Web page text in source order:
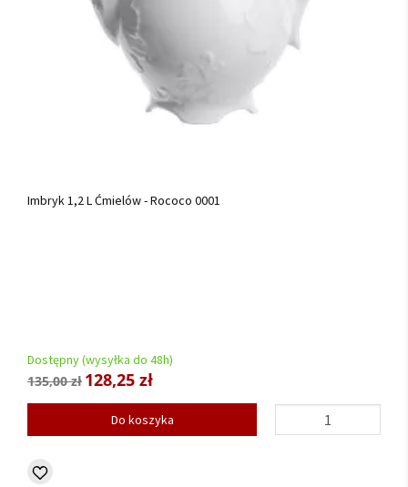
Imbryk 1,2 L Ćmielów - Rococo 0001
Dostępny (wysyłka do 48h)
135,00 zł 128,25 zł
Do koszyka